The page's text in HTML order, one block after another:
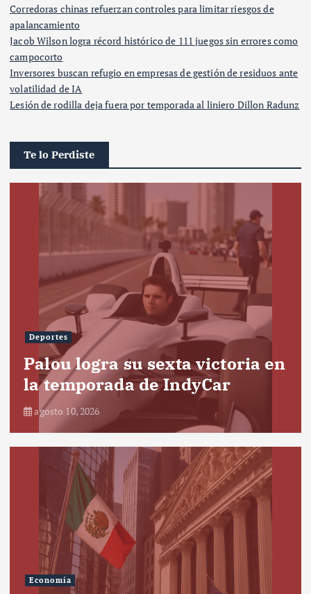
Corredoras chinas refuerzan controles para limitar riesgos de
apalancamiento
Jacob Wilson logra récord histórico de 111 juegos sin errores como
campocorto
Inversores buscan refugio en empresas de gestión de residuos ante
volatilidad de IA
Lesión de rodilla deja fuera por temporada al liniero Dillon Radunz
Te lo Perdiste
Deportes
Palou logra su sexta victoria en
la temporada de IndyCar
agosto 10, 2026
Economía